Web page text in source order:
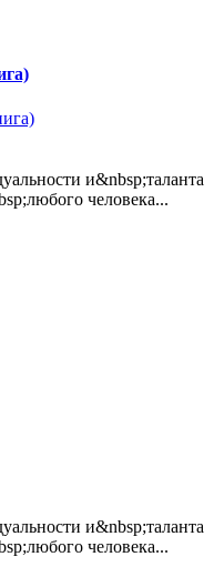
и&nbsp;таланта
человека...
и&nbsp;таланта
человека...